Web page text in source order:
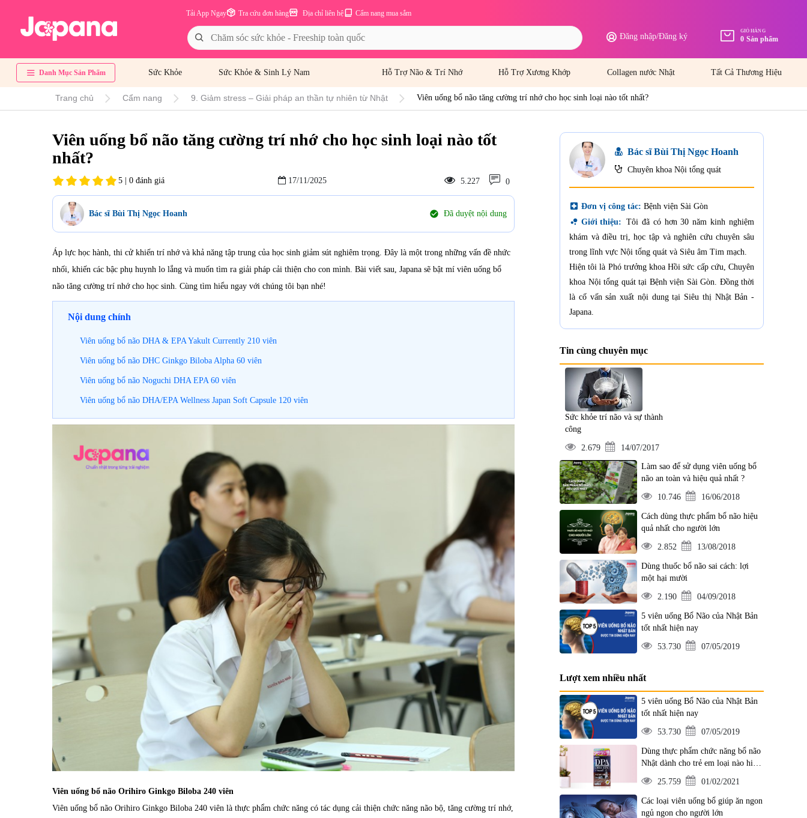
Cẩm nang mua sắm
Địa chỉ liên hệ
Tra cứu đơn hàng
Tải App Ngay
Đăng nhập/Đăng ký
GIỎ HÀNG
0 Sản phẩm
Danh Mục Sản Phẩm Sức Khỏe Sức Khỏe & Sinh Lý Nam Hỗ Trợ Não & Trí Nhớ Hỗ Trợ Xương Khớp Collagen nước Nhật Tất Cả Thương Hiệu
Trang chủ Cẩm nang 9. Giảm stress – Giải pháp an thần tự nhiên từ Nhật Viên uống bổ não tăng cường trí nhớ cho học sinh loại nào tốt nhất?
Viên uống bổ não tăng cường trí nhớ cho học sinh loại nào tốt
nhất?
5 | 0 đánh giá 17/11/2025 5.227 0
Bác sĩ Bùi Thị Ngọc Hoanh check_circle Đã duyệt nội dung
Áp lực học hành, thi cử khiến trí nhớ và khả năng tập trung của học sinh giảm sút nghiêm trọng. Đây là một trong những vấn đề nhức
nhối, khiến các bậc phụ huynh lo lắng và muốn tìm ra giải pháp cải thiện cho con mình. Bài viết sau, Japana sẽ bật mí viên uống bổ
não tăng cường trí nhớ cho học sinh. Cùng tìm hiểu ngay với chúng tôi bạn nhé!
Nội dung chính
Viên uống bổ não DHA & EPA Yakult Currently 210 viên
Viên uống bổ não DHC Ginkgo Biloba Alpha 60 viên
Viên uống bổ não Noguchi DHA EPA 60 viên
Viên uống bổ não DHA/EPA Wellness Japan Soft Capsule 120 viên
Viên uống bổ não Orihiro Ginkgo Biloba 240 viên
Viên uống bổ não Orihiro Ginkgo Biloba 240 viên là thực phẩm chức năng có tác dụng cải thiện chức năng não bộ, tăng cường trí nhớ,
Bác sĩ Bùi Thị Ngọc Hoanh
Chuyên khoa Nội tổng quát
local_hospital Đơn vị công tác: Bệnh viện Sài Gòn
bubble_chart Giới thiệu: Tôi đã có hơn 30 năm kinh nghiệm
khám và điều trị, học tập và nghiên cứu chuyên sâu
trong lĩnh vực Nội tổng quát và Siêu âm Tim mạch.
Hiện tôi là Phó trưởng khoa Hồi sức cấp cứu, Chuyên
khoa Nội tổng quát tại Bệnh viện Sài Gòn. Đồng thời
là cố vấn sản xuất nội dung tại Siêu thị Nhật Bản -
Japana.
Tin cùng chuyên mục
Sức khỏe trí não và sự thành
công
2.679 14/07/2017
Làm sao để sử dụng viên uống bổ
não an toàn và hiệu quả nhất ?
10.746 16/06/2018
Cách dùng thực phẩm bổ não hiệu
quả nhất cho người lớn
2.852 13/08/2018
Dùng thuốc bổ não sai cách: lợi
một hại mười
2.190 04/09/2018
5 viên uống Bổ Não của Nhật Bản
tốt nhất hiện nay
53.730 07/05/2019
Lượt xem nhiều nhất
5 viên uống Bổ Não của Nhật Bản
tốt nhất hiện nay
53.730 07/05/2019
Dùng thực phẩm chức năng bổ não
Nhật dành cho trẻ em loại nào hiệu
quả?
25.759 01/02/2021
Các loại viên uống bổ giúp ăn ngon
ngủ ngon cho người lớn